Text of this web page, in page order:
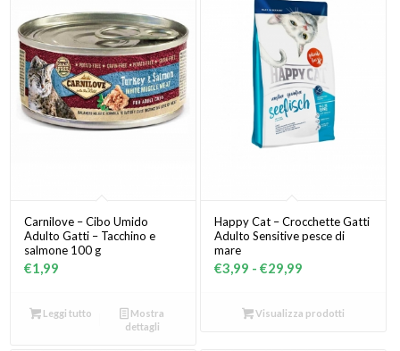
Carnilove – Cibo Umido
Adulto Gatti – Tacchino e
salmone 100 g
€1,99
Leggi tutto
Mostra
dettagli
Happy Cat – Crocchette Gatti
Adulto Sensitive pesce di
mare
€3,99 - €29,99Fascia
prezzo:
Visualizza prodotti